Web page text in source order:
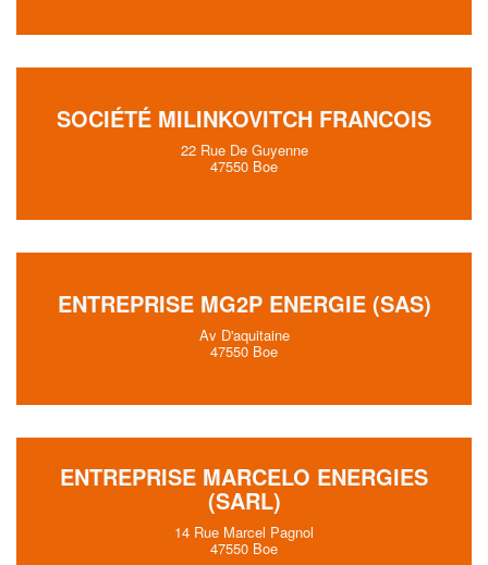
SOCIÉTÉ MILINKOVITCH FRANCOIS
22 Rue De Guyenne
47550 Boe
ENTREPRISE MG2P ENERGIE (SAS)
Av D'aquitaine
47550 Boe
ENTREPRISE MARCELO ENERGIES
(SARL)
14 Rue Marcel Pagnol
47550 Boe